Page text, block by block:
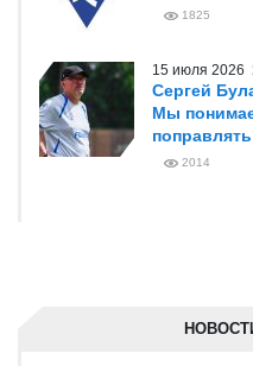
1825
15 июля 2026
Сергей
Мы
поправлять
2014